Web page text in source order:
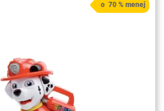
o 70 % menej